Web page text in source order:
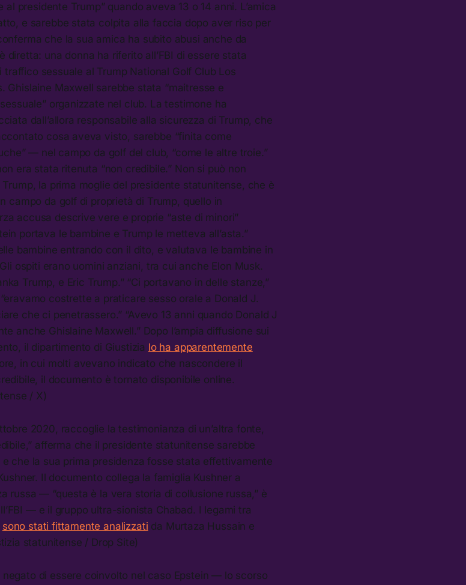
presidente Trump” quando aveva 13 o 14 anni. L’amica
e sarebbe stata colpita alla faccia dopo aver riso per
che la sua amica ha subito abusi anche da
diretta: una donna ha riferito all’FBI di essere stata
sessuale al Trump National Golf Club Los
Ghislaine Maxwell sarebbe stata “maitresse e
organizzate nel club. La testimone ha
dall’allora responsabile alla sicurezza di Trump, che
cosa aveva visto, sarebbe “finita come
— nel campo da golf del club, “come le altre troie.”
era stata ritenuta “non credibile.” Non si può non
la prima moglie del presidente statunitense, che è
campo da golf di proprietà di Trump, quello in
accusa descrive vere e proprie “aste di minori”
portava le bambine e Trump le metteva all’asta.”
bambine entrando con il dito, e valutava le bambine in
ospiti erano uomini anziani, tra cui anche Elon Musk.
Trump, e Eric Trump.” “Ci portavano in delle stanze,”
costrette a praticare sesso orale a Donald J.
che ci penetrassero.” “Avevo 13 anni quando Donald J
anche Ghislaine Maxwell.” Dopo l’ampia diffusione sui
il dipartimento di Giustizia lo ha apparentemente
in cui molti avevano indicato che nascondere il
il documento è tornato disponibile online.
/ X)
2020, raccoglie la testimonianza di un’altra fonte,
afferma che il presidente statunitense sarebbe
e che la sua prima presidenza fosse stata effettivamente
Il documento collega la famiglia Kushner a
russa — “questa è la vera storia di collusione russa,” è
— e il gruppo ultra-sionista Chabad. I legami tra
sono stati fittamente analizzati da Murtaza Hussain e
statunitense / Drop Site)
negato di essere coinvolto nel caso Epstein — lo scorso